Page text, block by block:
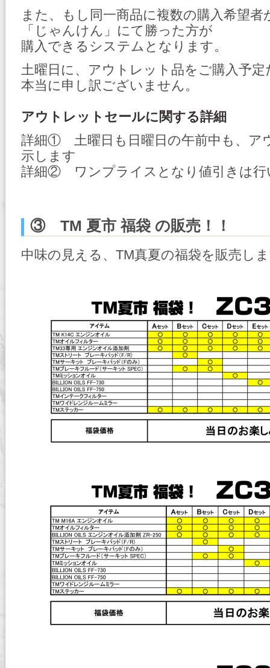
また、もし同一商品に複数の購入希望者
「じゃんけん」にて勝った方が
購入できるシステムとなります。
土曜日に、アウトレット品をご購入予
本当に申し訳ございません。
アウトレットセールに関する詳細
詳細① 土曜日も日曜日の午前中も、ア
示します
詳細② ワンプライスとなり値引きは行
③ TM 夏市 福袋 の販売！！
中味の見える、TM真夏の福袋を販売し